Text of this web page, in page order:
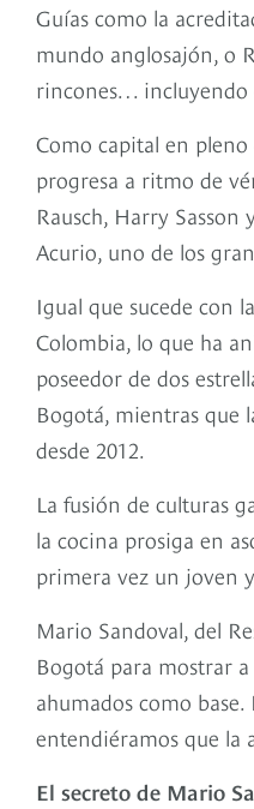
Guías como la
mundo anglosajón, o
rincones… incluyendo
Como capital en
progresa a ritmo de
Rausch, Harry
Acurio, uno de los
Igual que sucede con
Colombia, lo que ha
poseedor de dos
Bogotá, mientras que
desde 2012.
La fusión de culturas
la cocina prosiga en
primera vez un joven
Mario Sandoval, del
Bogotá para mostrar
ahumados como
entendiéramos que la
El secreto de Mario